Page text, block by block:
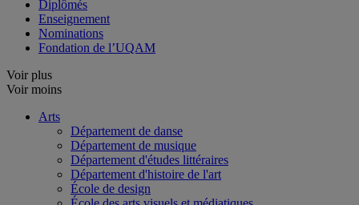
Diplômés
Enseignement
Nominations
Fondation de l’UQAM
Voir plus
Voir moins
Arts
Département de danse
Département de musique
Département d'études littéraires
Département d'histoire de l'art
École de design